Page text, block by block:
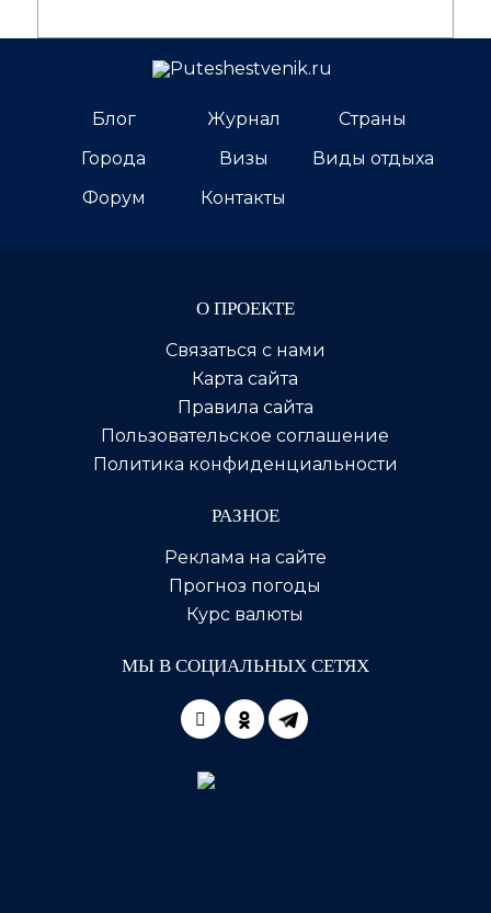
Блог Журнал
Страны
Города
Визы
Виды отдыха
Форум
Контакты
О ПРОЕКТЕ
Связаться с нами
Карта сайта
Правила сайта
Пользовательское соглашение
Политика конфиденциальности
РАЗНОЕ
Реклама на сайте
Прогноз погоды
Курс валюты
МЫ В СОЦИАЛЬНЫХ СЕТЯХ